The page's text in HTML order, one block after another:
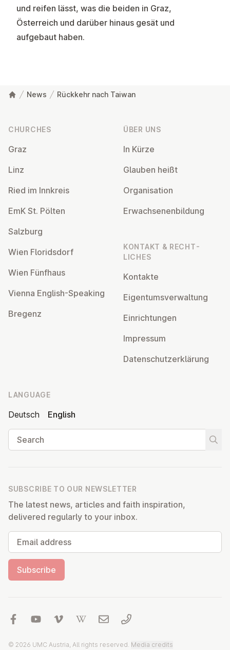
und reifen lässt, was die beiden in Graz,
Österreich und darüber hinaus gesät und
aufgebaut haben.
News Rückkehr nach Taiwan
CHURCHES
Graz
Linz
Ried im Innkreis
EmK St. Pölten
Salzburg
Wien Flor­idsdorf
Wien Fünfhaus
Vienna English-Speaking
Bregenz
ÜBER UNS
In Kürze
Glauben heißt
Or­gan­isa­tion
Er­wach­sen­en­bildung
KONTAKT & RECHT­
LICHES
Kontakte
Ei­gentums­ver­wal­tung
Ein­rich­tun­gen
Impressum
Datens­chutzerklärung
LANGUAGE
Deutsch
English
Search
SUBSCRIBE TO OUR NEWSLETTER
The latest news, articles and faith inspiration,
delivered regularly to your inbox.
Email address
Subscribe
© 2026 UMC Austria, All rights reserved. Media credits